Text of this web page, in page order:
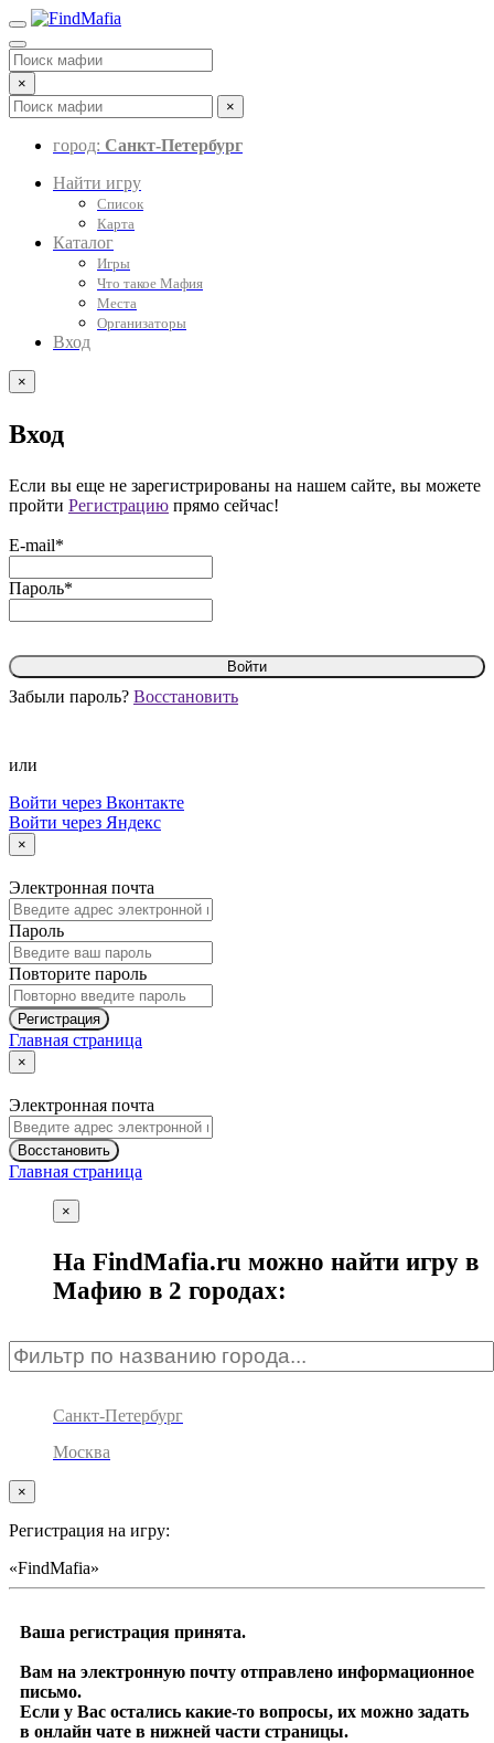
×
×
город: Санкт-Петербург
Найти игру
Список
Карта
Каталог
Игры
Что такое Мафия
Места
Организаторы
Вход
×
Вход
Если вы еще не зарегистрированы на нашем сайте, вы можете
пройти Регистрацию прямо сейчас!
E-mail*
Пароль*
Войти
Забыли пароль? Восстановить
или
Войти через Вконтакте
Войти через Яндекс
×
Электронная почта
Пароль
Повторите пароль
Регистрация
Главная страница
×
Электронная почта
Восстановить
Главная страница
×
На FindMafia.ru можно найти игру в
Мафию в 2 городах:
Санкт-Петербург
Москва
×
Регистрация на игру:
«FindMafia»
Ваша регистрация принята.
Вам на электронную почту отправлено информационное
письмо.
Если у Вас остались какие-то вопросы, их можно задать
в онлайн чате в нижней части страницы.